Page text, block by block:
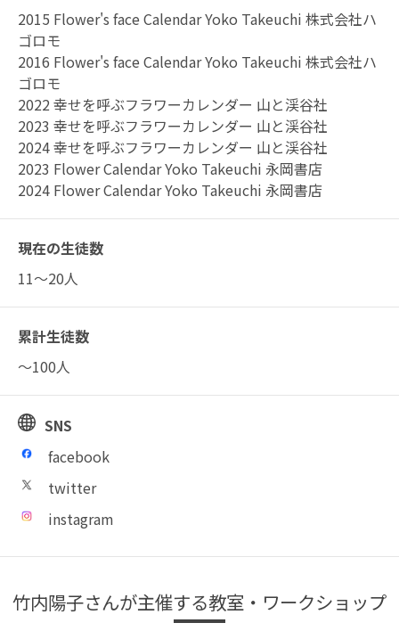
2015 Flower's face Calendar Yoko Takeuchi 株式会社ハ
ゴロモ
2016 Flower's face Calendar Yoko Takeuchi 株式会社ハ
ゴロモ
2022 幸せを呼ぶフラワーカレンダー 山と渓谷社
2023 幸せを呼ぶフラワーカレンダー 山と渓谷社
2024 幸せを呼ぶフラワーカレンダー 山と渓谷社
2023 Flower Calendar Yoko Takeuchi 永岡書店
2024 Flower Calendar Yoko Takeuchi 永岡書店
現在の生徒数
11～20人
累計生徒数
～100人
SNS
facebook
twitter
instagram
竹内陽子さんが主催する教室・ワークショップ